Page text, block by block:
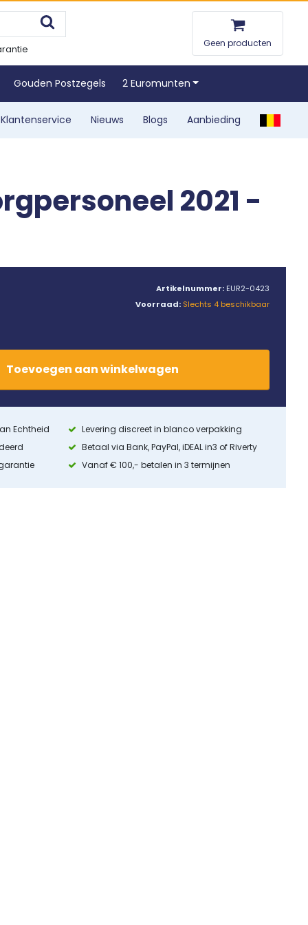
Geen producten
Gouden Postzegels 2 Euromunten
Klantenservice Nieuws Blogs Aanbieding
2021 -
Artikelnummer: EUR2-0423
Voorraad: Slechts 4 beschikbaar
Toevoegen aanwinkelwagen
Echtheid
Levering discreet in blanco verpakking
Betaal via Bank, PayPal, iDEAL in3 of Riverty
Vanaf € 100,- betalen in 3 termijnen